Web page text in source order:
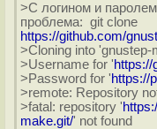
>С логином и
проблема: git clone
https://github.com/
>Cloning into 'gnustep-
>Username for 'https://
>Password for 'https://
>remote: Repository
>fatal: repository '
make.git/' not found